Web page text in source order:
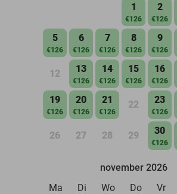
1
€126
2
€126
5
€126
6
€126
7
€126
8
€126
9
€126
12 13
€126
14
€126
15
€126
16
€126
19
€126
20
€126
21
€126
22 23
€126
26 27 28 29 30
€126
november 2026
Ma
Di Wo Do Vr